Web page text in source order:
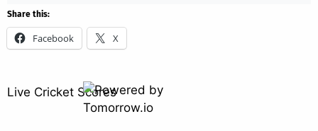
Share this:
Facebook X
Live Cricket Scores